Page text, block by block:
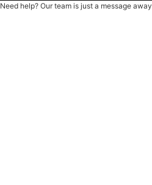
Need help? Our team is just a message away